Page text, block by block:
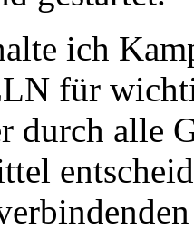
ich
für
durch alle